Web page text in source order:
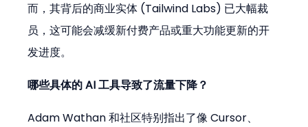
而，其背后的商业实体 (Tailwind Labs) 已大幅裁
员，这可能会减缓新付费产品或重大功能更新的开
发进度。
哪些具体的 AI 工具导致了流量下降？
Adam Wathan 和社区特别指出了像 Cursor、